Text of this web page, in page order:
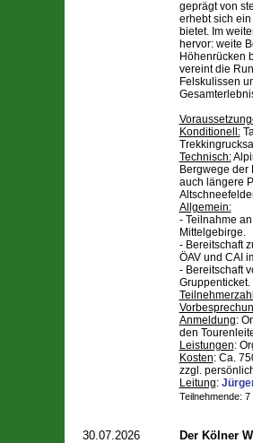
geprägt von
erhebt sich
bietet. Im
hervor: weite
Höhenrücken
vereint die
Felskulissen
Konditionell:
Technisch:
Bergwege
auch längere
Allgemein:
- Teilnahme
Mittelgebirge.
- Bereitschaft
ÖAV und CAI
- Bereitschaft
Gruppenticket.
Anmeldung:
den
Leistungen:
Kosten: Ca.
zzgl.
Leitung:
Teilnehmende:
30.07.2026 Der Kölner